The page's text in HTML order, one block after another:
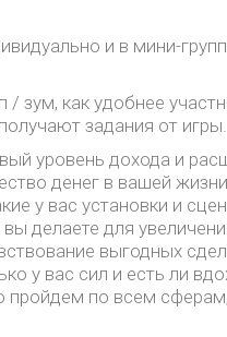
и в мини-
/ зум, как удобнее
задания от игры.
уровень дохода и
денег в вашей
у вас установки и
делаете для
выгодных
у вас сил и есть ли
пройдем по всем